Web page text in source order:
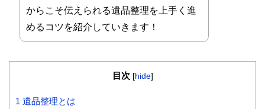
からこそ伝えられる遺品整理を上手く進
めるコツを紹介していきます！
目次 [hide]
1 遺品整理とは